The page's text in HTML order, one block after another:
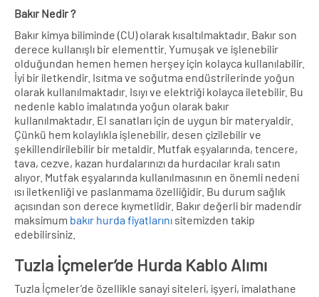
Bakır Nedir ?
Bakır kimya biliminde (CU) olarak kısaltılmaktadır. Bakır son
derece kullanışlı bir elementtir. Yumuşak ve işlenebilir
olduğundan hemen hemen herşey için kolayca kullanılabilir.
İyi bir iletkendir. Isıtma ve soğutma endüstrilerinde yoğun
olarak kullanılmaktadır. Isıyı ve elektriği kolayca iletebilir. Bu
nedenle kablo imalatında yoğun olarak bakır
kullanılmaktadır. El sanatları için de uygun bir materyaldir.
Çünkü hem kolaylıkla işlenebilir, desen çizilebilir ve
şekillendirilebilir bir metaldir. Mutfak eşyalarında, tencere,
tava, cezve, kazan hurdalarınızı da hurdacılar kralı satın
alıyor. Mutfak eşyalarında kullanılmasının en önemli nedeni
ısı iletkenliği ve paslanmama özelliğidir. Bu durum sağlık
açısından son derece kıymetlidir. Bakır değerli bir madendir
maksimum bakır hurda fiyatlarını sitemizden takip
edebilirsiniz.
Tuzla İçmeler’de Hurda Kablo Alımı
Tuzla İçmeler’de özellikle sanayi siteleri, işyeri, imalathane